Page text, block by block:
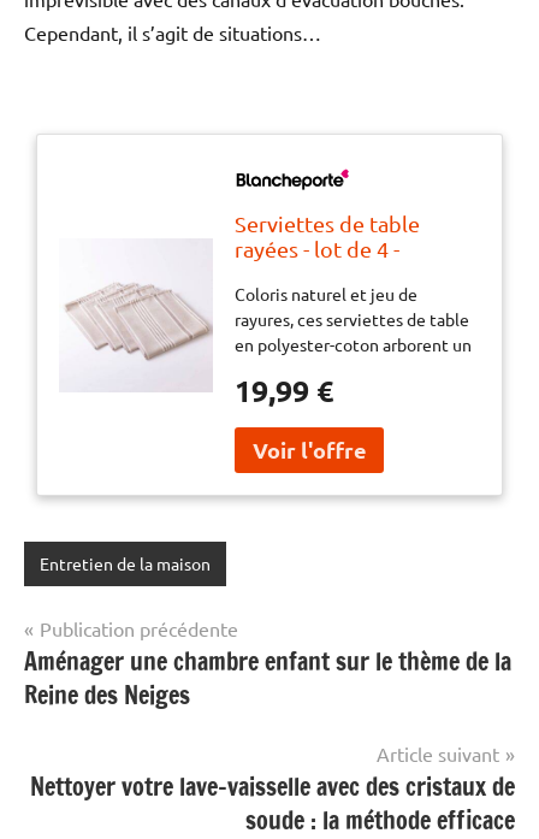
Cependant, il s’agit de situations…
Serviettes de table
rayées - lot de 4 -
naturel et jeu de rayures,
ces serviettes de table
en polyester-coton
de campagne très actuel.
Au charme traditionnel
et à l'entretien facile,
sans repassage, elles
seron
Coloris naturel et jeu de
rayures, ces serviettes de table
en polyester-coton arborent un
actuel. Au charme traditionnel
repassage, elles seront de tous
les repas !
19,99 €
Entretien de la maison
Navigation
de
l’article
Publication précédente
Aménager une chambre enfant sur le thème de la
Reine des Neiges
Article suivant
Nettoyer votre lave-vaisselle avec des cristaux de
soude : la méthode efficace